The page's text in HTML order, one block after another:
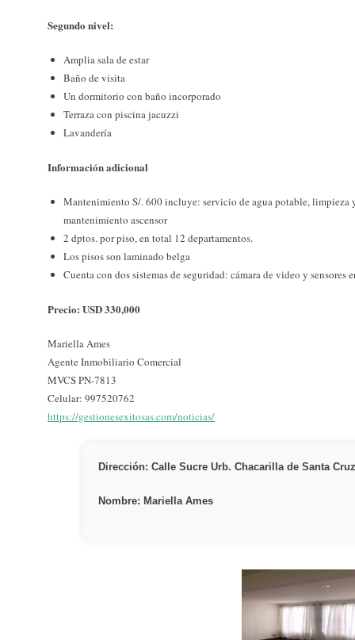
Segundo nivel:
Amplia sala de estar
Baño de visita
Un dormitorio con baño incorporado
Terraza con piscina jacuzzi
Lavandería
Información adicional
Mantenimiento S/. 600 incluye: servicio de agua potable,
mantenimiento ascensor
2 dptos. por piso, en total 12 departamentos.
Los pisos son laminado belga
Cuenta con dos sistemas de seguridad: cámara de video y sensores
Precio: USD 330,000
Mariella Ames
Agente Inmobiliario Comercial
MVCS PN-7813
Celular: 997520762
https://gestionesexitosas.com/noticias/
Dirección: Calle Sucre Urb. Chacarilla de Santa Cruz
Nombre: Mariella Ames